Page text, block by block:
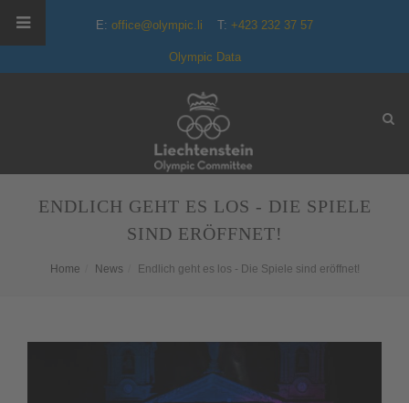
E: office@olympic.li T: +423 232 37 57
Olympic Data
ENDLICH GEHT ES LOS - DIE SPIELE
SIND ERÖFFNET!
Home News Endlich geht es los - Die Spiele sind eröffnet!